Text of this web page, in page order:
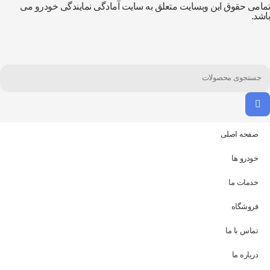
حقوق این وبسایت متعلق به سایت آمادگی نمایندگی خودرو می
صفحه اصلی
خودرو ها
خدمات ما
فروشگاه
تماس با ما
درباره ما